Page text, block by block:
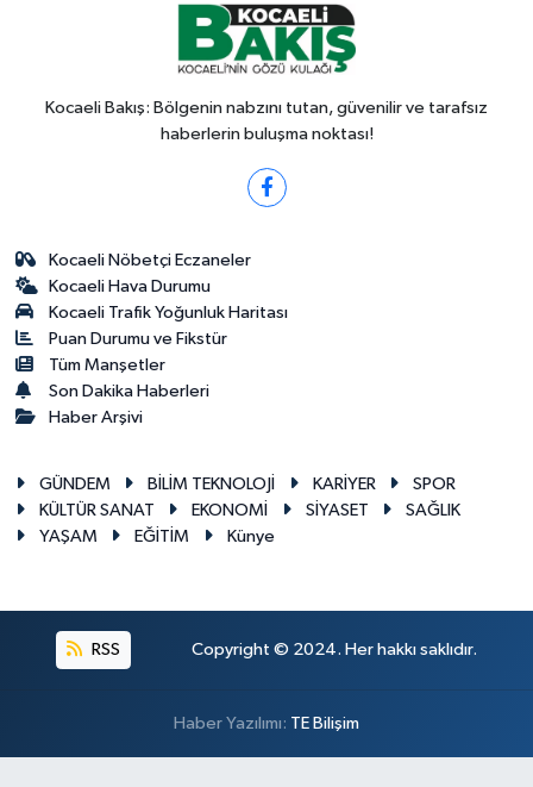
Kocaeli Bakış: Bölgenin nabzını tutan, güvenilir ve tarafsız
haberlerin buluşma noktası!
Kocaeli Nöbetçi Eczaneler
Kocaeli Hava Durumu
Kocaeli Trafik Yoğunluk Haritası
Puan Durumu ve Fikstür
Tüm Manşetler
Son Dakika Haberleri
Haber Arşivi
GÜNDEM BİLİM TEKNOLOJİ KARİYER
SPOR
KÜLTÜR SANAT
EKONOMİ SİYASET
SAĞLIK
YAŞAM
EĞİTİM Künye
RSS Copyright © 2024. Her hakkı saklıdır.
Haber Yazılımı: TE Bilişim